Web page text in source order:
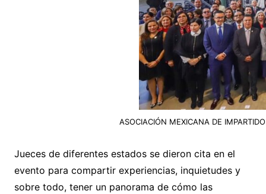
ASOCIACIÓN MEXICANA DE
Jueces de diferentes estados se dieron cita en el
evento para compartir experiencias, inquietudes y
sobre todo, tener un panorama de cómo las